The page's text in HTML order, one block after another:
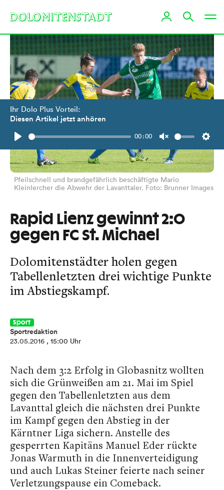
Ihr Dolo Plus Vorteil:
Diesen Artikel jetzt anhören
Play
00:00
Unmute
Pfeilschnell und brandgefährlich beschäftigte Mario
Kleinlercher die Abwehr der Lavanttaler. Foto: Brunner Images
Rapid Lienz gewinnt 2:0
gegen FC St. Michael
Dolomitenstädter holen gegen
Tabellenletzten drei wichtige Punkte
im Abstiegskampf.
Sport
Sportredaktion
23.05.2016 , 15:00 Uhr
Nach dem 3:2 Erfolg in Globasnitz wollten
sich die Grünweißen am 21. Mai im Spiel
gegen den Tabellenletzten aus dem
Lavanttal gleich die nächsten drei Punkte
im Kampf gegen den Abstieg in der
Kärntner Liga sichern.Anstelle des
gesperrten Kapitäns Manuel Eder rückte
Jonas Warmuth in die Innenverteidigung
und auch Lukas Steiner feierte nach seiner
Verletzungspause ein Comeback.